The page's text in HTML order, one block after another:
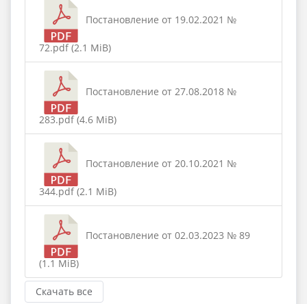
Постановление от 19.02.2021 №
72.pdf (2.1 MiB)
Постановление от 27.08.2018 №
283.pdf (4.6 MiB)
Постановление от 20.10.2021 №
344.pdf (2.1 MiB)
Постановление от 02.03.2023 № 89
(1.1 MiB)
Скачать все